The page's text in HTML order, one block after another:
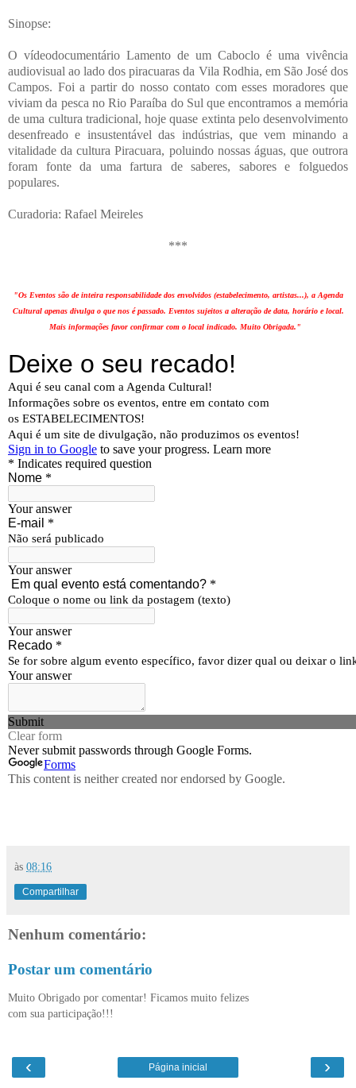
Sinopse:
O vídeodocumentário Lamento de um Caboclo é uma vivência
audiovisual ao lado dos piracuaras da Vila Rodhia, em São José dos
Campos. Foi a partir do nosso contato com esses moradores que
viviam da pesca no Rio Paraíba do Sul que encontramos a memória
de uma cultura tradicional, hoje quase extinta pelo desenvolvimento
desenfreado e insustentável das indústrias, que vem minando a
vitalidade da cultura Piracuara, poluindo nossas águas, que outrora
foram fonte da uma fartura de saberes, sabores e folguedos
populares.
Curadoria: Rafael Meireles
***
"Os Eventos são de inteira responsabilidade dos envolvidos (estabelecimento, artistas...), a Agenda
Cultural apenas divulga o que nos é passado. Eventos sujeitos a alteração de data, horário e local.
Mais informações favor confirmar com o local indicado. Muito Obrigada."
às 08:16
Compartilhar
Nenhum comentário:
Postar um comentário
Muito Obrigado por comentar! Ficamos muito felizes
com sua participação!!!
‹ ›
Página inicial